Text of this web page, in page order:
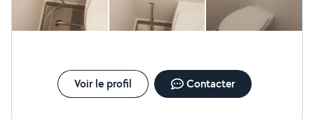
Voir le profil Contacter